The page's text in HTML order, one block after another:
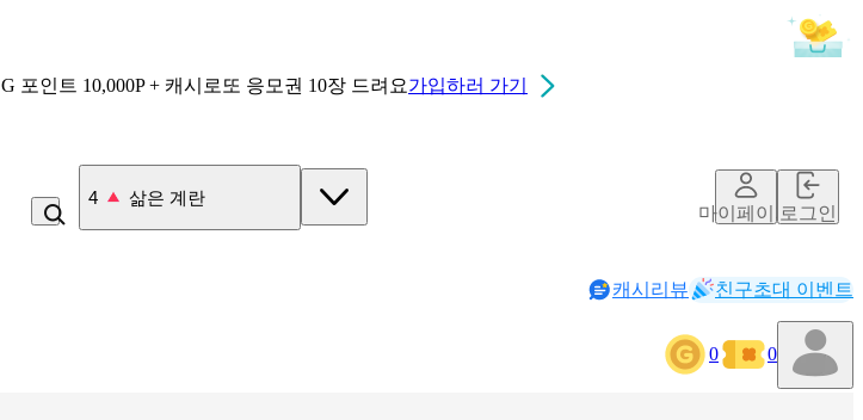
G 포인트 10,000P + 캐시로또 응모권 10장 드려요가입하러 가기
4 삶은 계란
마이페이지로그인
캐시리뷰 친구초대 이벤트
0 0